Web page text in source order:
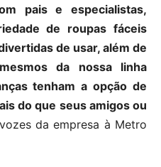
pais e especialistas,
de roupas fáceis
de usar, além de
da nossa linha
tenham a opção de
do que seus amigos ou
da empresa à Metro